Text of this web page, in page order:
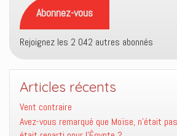
Abonnez-vous
Rejoignez les 2 042 autres abonnés
Articles récents
Vent contraire
Avez-vous remarqué que Moïse, n’était